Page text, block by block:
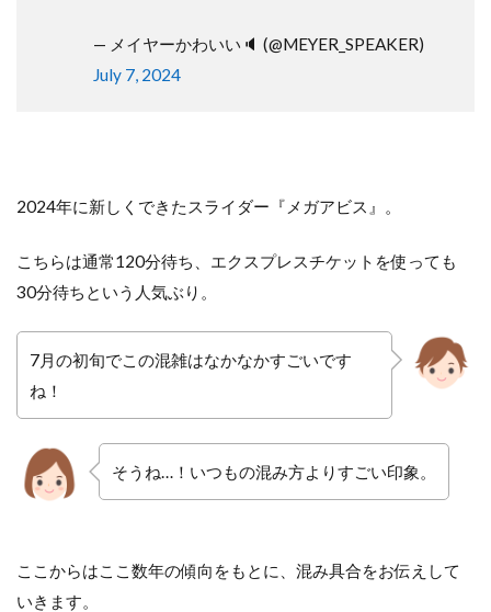
— メイヤーかわいい🔈 (@MEYER_SPEAKER)
July 7, 2024
2024年に新しくできたスライダー『メガアビス』。
こちらは通常120分待ち、エクスプレスチケットを使っても
30分待ちという人気ぶり。
7月の初旬でこの混雑はなかなかすごいです
ね！
そうね…！いつもの混み方よりすごい印象。
ここからはここ数年の傾向をもとに、混み具合をお伝えして
いきます。